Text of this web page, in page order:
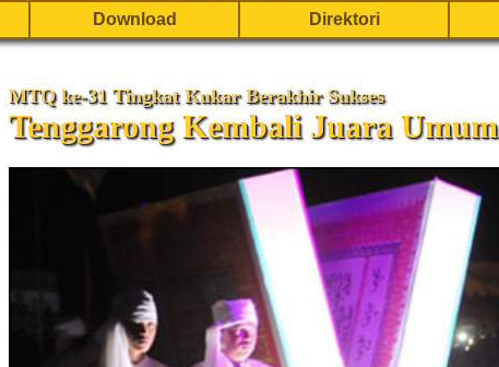
Download Direktori
MTQ ke-31 Tingkat Kukar Berakhir Sukses
Tenggarong Kembali Juara Umum